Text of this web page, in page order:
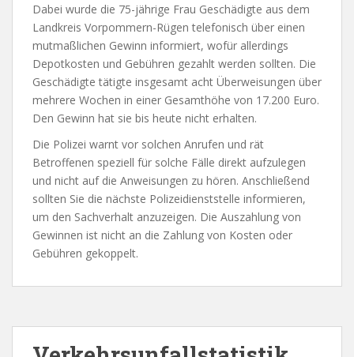
Dabei wurde die 75-jährige Frau Geschädigte aus dem
Landkreis Vorpommern-Rügen telefonisch über einen
mutmaßlichen Gewinn informiert, wofür allerdings
Depotkosten und Gebühren gezahlt werden sollten. Die
Geschädigte tätigte insgesamt acht Überweisungen über
mehrere Wochen in einer Gesamthöhe von 17.200 Euro.
Den Gewinn hat sie bis heute nicht erhalten.
Die Polizei warnt vor solchen Anrufen und rät
Betroffenen speziell für solche Fälle direkt aufzulegen
und nicht auf die Anweisungen zu hören. Anschließend
sollten Sie die nächste Polizeidienststelle informieren,
um den Sachverhalt anzuzeigen. Die Auszahlung von
Gewinnen ist nicht an die Zahlung von Kosten oder
Gebühren gekoppelt.